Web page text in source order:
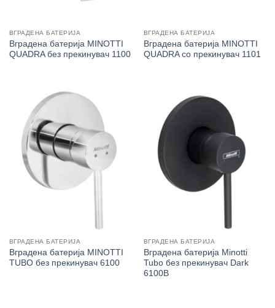
ВГРАДЕНА БАТЕРИЈА
Вградена батерија MINOTTI
QUADRA без прекинувач 1100
ВГРАДЕНА БАТЕРИЈА
Вградена батерија MINOTTI
QUADRA со прекинувач 1101
ВГРАДЕНА БАТЕРИЈА
Вградена батерија MINOTTI
TUBO без прекинувач 6100
ВГРАДЕНА БАТЕРИЈА
Вградена батерија Minotti
Tubo без прекинувач Dark
6100B